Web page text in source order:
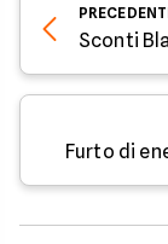
Furto di